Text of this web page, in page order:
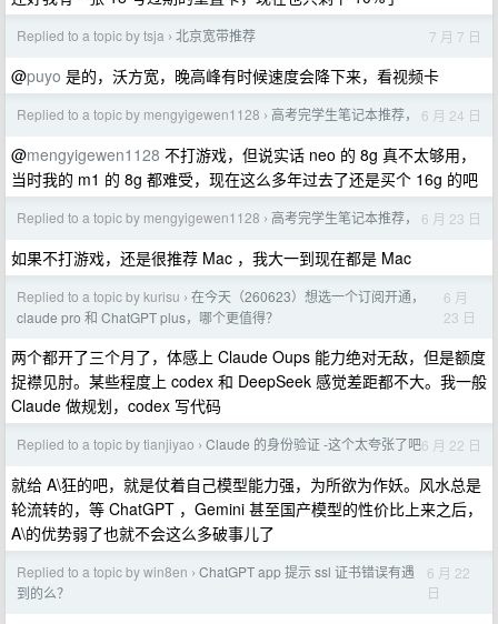
Replied to a topic by tsja › 北京宽带推荐 7 月 7 日
@puyo 是的，沃方宽，晚高峰有时候速度会降下来，看视频卡
Replied to a topic by mengyigewen1128 › 高考完学生笔记本推荐， 6 月 24 日
@mengyigewen1128 不打游戏，但说实话 neo 的 8g 真不太够用，
当时我的 m1 的 8g 都难受，现在这么多年过去了还是买个 16g 的吧
Replied to a topic by mengyigewen1128 › 高考完学生笔记本推荐， 6 月 23 日
如果不打游戏，还是很推荐 Mac ，我大一到现在都是 Mac
Replied to a topic by kurisu › 在今天（260623）想选一个订阅开通，
claude pro 和 ChatGPT plus，哪个更值得？
6 月
23 日
两个都开了三个月了，体感上 Claude Oups 能力绝对无敌，但是额度
捉襟见肘。某些程度上 codex 和 DeepSeek 感觉差距都不大。我一般
Claude 做规划，codex 写代码
Replied to a topic by tianjiyao › Claude 的身份验证 -这个太夸张了吧6 月 22 日
就给 A\狂的吧，就是仗着自己模型能力强，为所欲为作妖。风水总是
轮流转的，等 ChatGPT ，Gemini 甚至国产模型的性价比上来之后，
A\的优势弱了也就不会这么多破事儿了
Replied to a topic by win8en › ChatGPT app 提示 ssl 证书错误有遇
到的么？
6 月 22
日